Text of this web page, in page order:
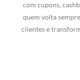
com cupons,
quem volta
clientes e